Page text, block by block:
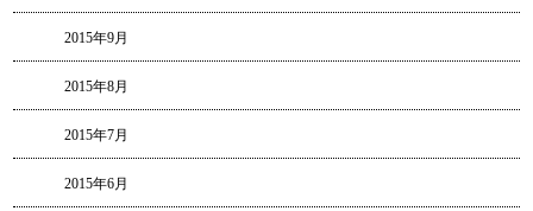
2015年9月
2015年8月
2015年7月
2015年6月